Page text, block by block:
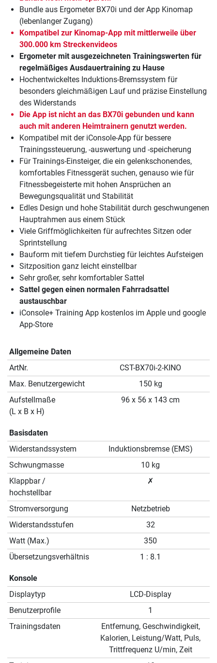
Bundle aus Ergometer BX70i und der App Kinomap
(lebenlanger Zugang)
Kompatibel zur Kinomap-App mit mittlerweile über
300.000 km Streckenvideos
Ergometer mit ausgezeichneten Trainingswerten für
regelmäßiges Ausdauertraining zu Hause
Hochentwickeltes Induktions-Bremssystem für
besonders gleichmäßigen Lauf und präzise Einstellung
des Widerstands
Die App ist nicht an das BX70i gebunden und kann
auch mit anderen Heimtrainern genutzt werden.
Kompatibel mit der iConsole-App für bessere
Trainingssteuerung, -auswertung und -speicherung
Für Trainings-Einsteiger, die ein gelenkschonendes,
komfortables Fitnessgerät suchen, genauso wie für
Fitnessbegeisterte mit hohen Ansprüchen an
Bewegungsqualität und Stabilität
Edles Design und hohe Stabilität durch geschwungenen
Hauptrahmen aus einem Stück
Viele Griffmöglichkeiten für aufrechtes Sitzen oder
Sprintstellung
Bauform mit tiefem Durchstieg für leichtes Aufsteigen
Sitzposition ganz leicht einstellbar
Sehr großer, sehr komfortabler Sattel
Sattel gegen einen normalen Fahrradsattel
austauschbar
iConsole+ Training App kostenlos im Apple und google
App-Store
Allgemeine Daten
ArtNr.
CST-BX70i-2-KINO
Max. Benutzergewicht
150 kg
Aufstellmaße
(L x B x H)
96 x 56 x 143 cm
Basisdaten
Widerstandssystem
Induktionsbremse (EMS)
Schwungmasse
10 kg
Klappbar /
hochstellbar
✗
Stromversorgung
Netzbetrieb
Widerstandsstufen
32
Watt (Max.)
350
Übersetzungsverhältnis
1 : 8.1
Konsole
Displaytyp
LCD-Display
Benutzerprofile
1
Trainingsdaten
Entfernung, Geschwindigkeit,
Kalorien, Leistung/Watt, Puls,
Trittfrequenz U/min, Zeit